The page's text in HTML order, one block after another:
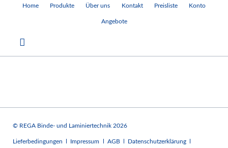
Home Produkte Über uns Kontakt Preisliste Konto
Angebote
© REGA Binde- und Laminiertechnik 2026
Navigation
Lieferbedingungen Impressum AGB Datenschutzerklärung